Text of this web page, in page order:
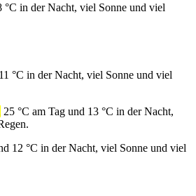
°C in der Nacht, viel Sonne und viel
°C in der Nacht, viel Sonne und viel
25 °C am Tag und 13 °C in der Nacht,
12 °C in der Nacht, viel Sonne und viel